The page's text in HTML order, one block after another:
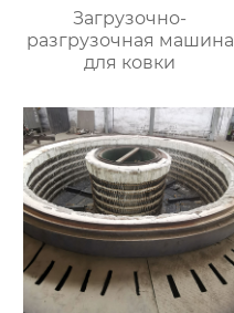
Загрузочно-
разгрузочная машина
для ковки